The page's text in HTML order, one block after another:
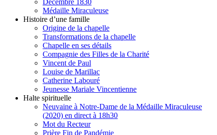
Médaille Miraculeuse
Histoire d’une famille
Origine de la chapelle
Transformations de la chapelle
Chapelle en ses détails
Compagnie des Filles de la Charité
Vincent de Paul
Louise de Marillac
Catherine Labouré
Jeunesse Mariale Vincentienne
Halte spirituelle
Neuvaine à Notre-Dame de la Médaille Miraculeuse
(2020) en direct à 18h30
Mot du Recteur
Prière Fin de Pandémie